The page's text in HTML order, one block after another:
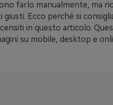
farlo manualmente, ma
Ecco perché si
in questo articolo.
su mobile, desktop e